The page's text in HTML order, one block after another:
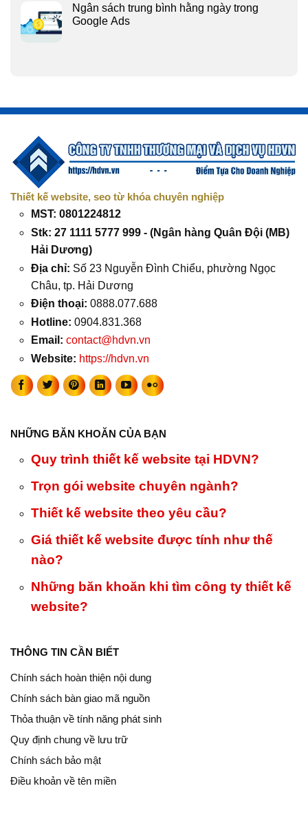
Ngân sách trung bình hằng ngày trong
Google Ads
Thiết kế website, seo từ khóa chuyên nghiệp
MST: 0801224812
Stk: 27 1111 5777 999 - (Ngân hàng Quân Đội (MB)
Hải Dương)
Địa chỉ: Số 23 Nguyễn Đình Chiểu, phường Ngọc
Châu, tp. Hải Dương
Điện thoại: 0888.077.688
Hotline: 0904.831.368
Email: contact@hdvn.vn
Website: https://hdvn.vn
NHỮNG BĂN KHOĂN CỦA BẠN
Quy trình thiết kế website tại HDVN?
Trọn gói website chuyên ngành?
Thiết kế website theo yêu cầu?
Giá thiết kế website được tính như thế
nào?
Những băn khoăn khi tìm công ty thiết kế
website?
THÔNG TIN CẦN BIẾT
Chính sách hoàn thiện nội dung
Chính sách bàn giao mã nguồn
Thỏa thuận về tính năng phát sinh
Quy định chung về lưu trữ
Chính sách bảo mật
Điều khoản về tên miền